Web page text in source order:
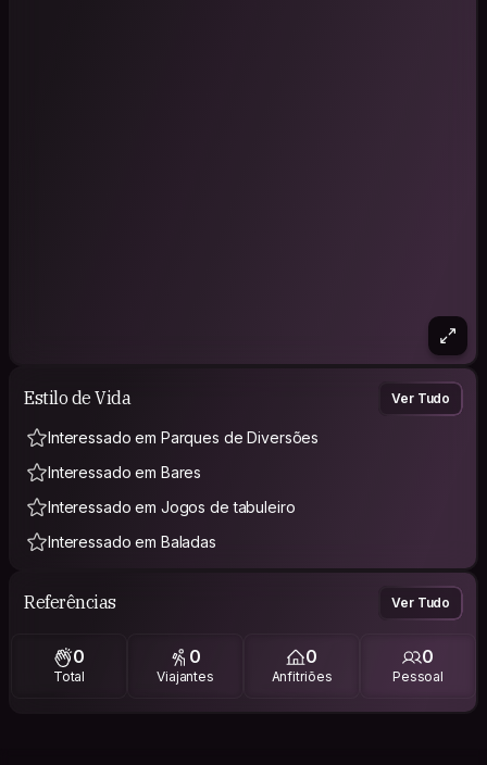
Estilo de Vida Ver Tudo
Interessado em Parques de Diversões
Interessado em Bares
Interessado em Jogos de tabuleiro
Interessado em Baladas
Referências Ver Tudo
0
Total
0
Viajantes
0
Anfitriões
0
Pessoal